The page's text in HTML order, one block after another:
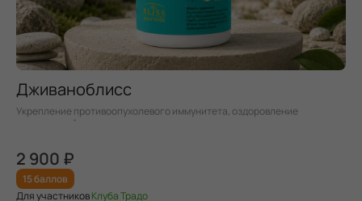
Дживаноблисс
Укрепление противоопухолевого иммунитета, оздоровление
эндокринной системы
2 900 ₽
15 баллов
Для участниковКлуба Традо